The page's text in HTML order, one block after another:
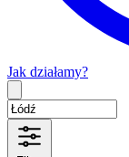
Jak działamy?